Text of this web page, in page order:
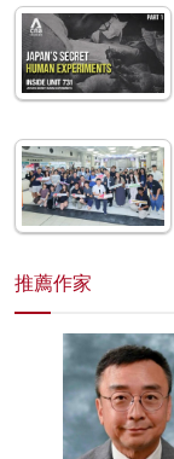
推薦作家